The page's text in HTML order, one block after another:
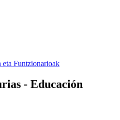
eta Funtzionarioak
- Educación